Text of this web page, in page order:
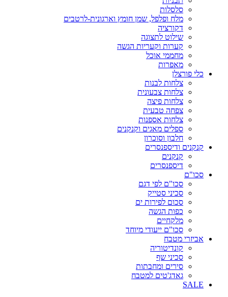
סלסלות
מלח ופלפל, שמן חומץ וארגונית-לרטבים
דקורציה
שילוט לתצוגה
קערות וקעריות הגשה
מחממי אוכל
מאפרות
כלי פורצלן
צלחות לבנות
צלחות צבעונית
צלחות פיצה
צפחה טבעית
צלחות אספנות
ספלים מאגים וקנקנים
חלבון וסוכרון
קנקנים ודיספנסרים
קנקנים
דיספנסרים
סכו"ם
סכו"ם לפי דגם
סכיני סטייק
סכום לפירות ים
כפות הגשה
מלקחיים
סכו"ם ייעודי מיוחד
אביזרי מטבח
קונדיטוריה
סכיני שף
סירים ומחבתות
גאדג'טים למטבח
SALE